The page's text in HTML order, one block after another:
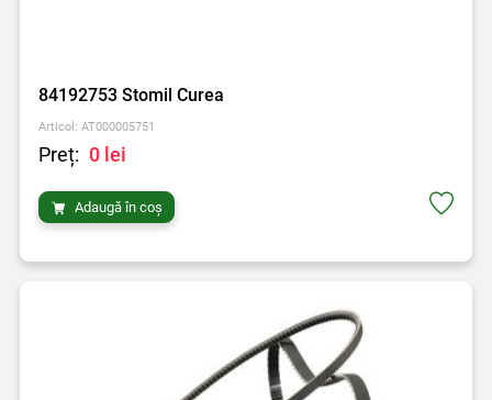
84192753 Stomil Curea
Articol: AT000005751
Preț: 0 lei
Adaugă în coș